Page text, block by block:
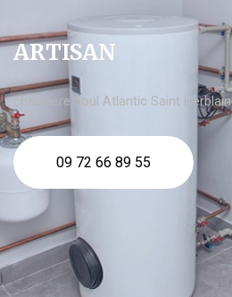
ARTISAN
chaudière fioul Atlantic Saint Herblain
09 72 66 89 55